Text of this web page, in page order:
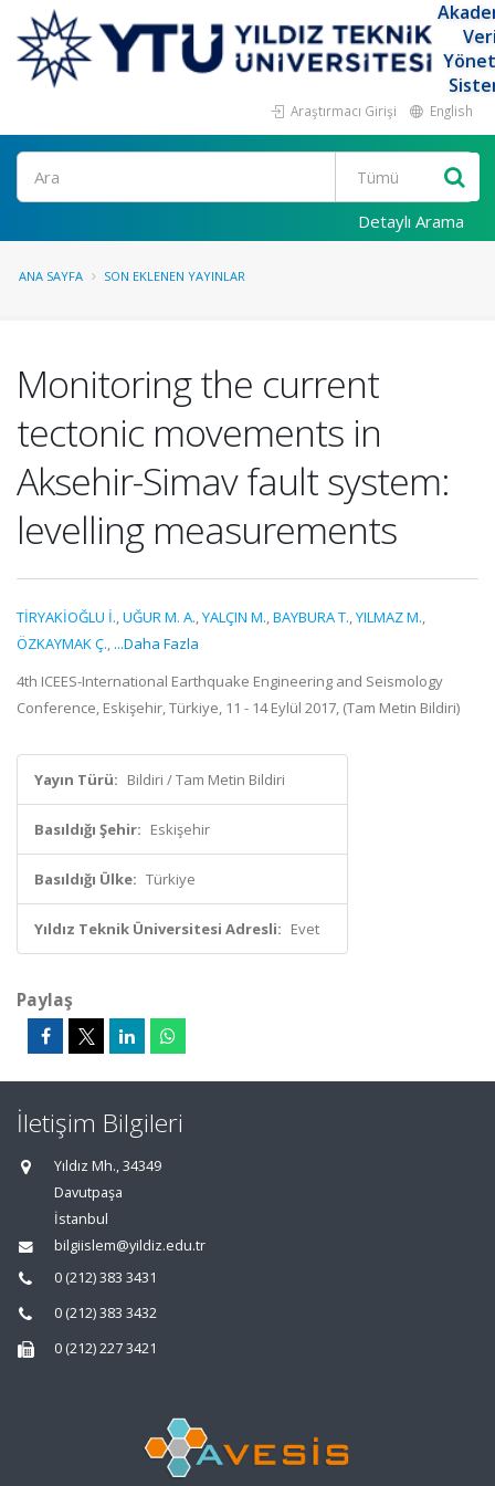
Araştırmacı Girişi English
Ara
Detaylı Arama
ANA SAYFA SON EKLENEN YAYINLAR
Monitoring the current
tectonic movements in
Aksehir-Simav fault system:
levelling measurements
TİRYAKİOĞLU İ.,UĞUR M. A.,YALÇIN M.,BAYBURA T.,YILMAZ M.,
ÖZKAYMAK Ç., ...Daha Fazla
4th ICEES-International Earthquake Engineering and Seismology
Conference, Eskişehir, Türkiye, 11 - 14 Eylül 2017, (Tam Metin Bildiri)
Yayın Türü: Bildiri / Tam Metin Bildiri
Basıldığı Şehir: Eskişehir
Basıldığı Ülke: Türkiye
Yıldız Teknik Üniversitesi Adresli: Evet
Paylaş
İletişim Bilgileri
Yıldız Mh., 34349
Davutpaşa
İstanbul
bilgiislem@yildiz.edu.tr
0 (212) 383 3431
0 (212) 383 3432
0 (212) 227 3421